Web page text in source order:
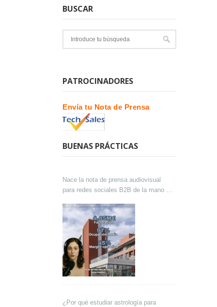
BUSCAR
PATROCINADORES
Envía tu Nota de Prensa
BUENAS PRÁCTICAS
Nace la nota de prensa audiovisual
para redes sociales B2B de la mano de
¿Por qué estudiar astrología para